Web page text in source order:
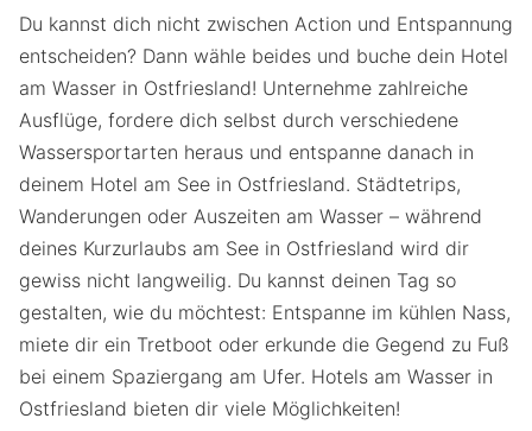
Du kannst dich nicht zwischen Action und Entspannung
entscheiden? Dann wähle beides und buche dein Hotel
am Wasser in Ostfriesland! Unternehme zahlreiche
Ausflüge, fordere dich selbst durch verschiedene
Wassersportarten heraus und entspanne danach in
deinem Hotel am See in Ostfriesland. Städtetrips,
Wanderungen oder Auszeiten am Wasser – während
deines Kurzurlaubs am See in Ostfriesland wird dir
gewiss nicht langweilig. Du kannst deinen Tag so
gestalten, wie du möchtest: Entspanne im kühlen Nass,
miete dir ein Tretboot oder erkunde die Gegend zu Fuß
bei einem Spaziergang am Ufer. Hotels am Wasser in
Ostfriesland bieten dir viele Möglichkeiten!